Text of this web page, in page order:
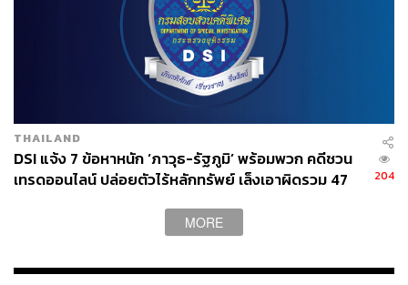
พิสูจน์อักษร: ลักษณ์นารา พักตร์เพียงจันทร์
prachatai.com/journal/2019/08/84090
prachatai.com/journal/2019/08/84088
TAGS: สื่อมวลชน
เสรีภาพสื่อ
สฤณี อาชวานันทกุล
การถือหุ้นสื่อ
สมาชิกสภาผู้แทนราษฎร
THAILAND
DSI แจ้ง 7 ข้อหาหนัก ‘ภาวุธ-รัฐภูมิ’ พร้อมพวก คดีชวน
เทรดออนไลน์ ปล่อยตัวไร้หลักทรัพย์ เล็งเอาผิดรวม 47
204
MORE